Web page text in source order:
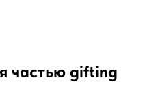
частью gifting